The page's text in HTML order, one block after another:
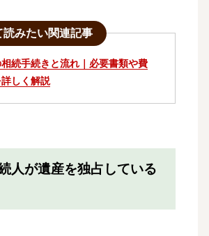
読みたい関連記事
続手続きと流れ｜必要書類や費
しく解説
人が遺産を独占している